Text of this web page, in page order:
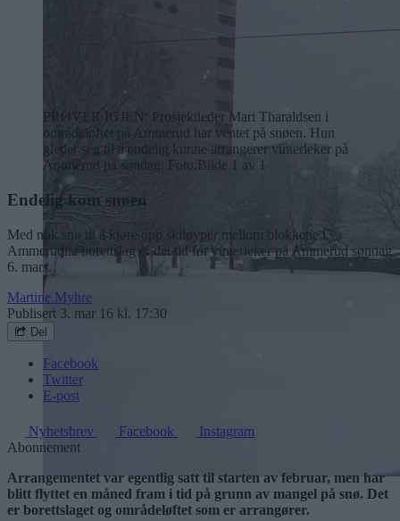
PRØVER IGJEN: Prosjektleder Mari Tharaldsen i
områdeløftet på Ammerud har ventet på snøen. Hun
gleder seg til å endelig kunne arrangerer vinterleker på
Ammerud på søndag. Foto:Bilde 1 av 1
Endelig kom snøen
Med nok snø til å kjøre opp skiløyper mellom blokkene i
Ammerudlia borettslag er det tid for vinterleker på Ammerud søndag
6. mars.
Martine Myhre
Publisert 3. mar 16 kl. 17:30
Del
Facebook
Twitter
E-post
Nyhetsbrev Facebook
Instagram
Abonnement
Arrangementet var egentlig satt til starten av februar, men har
blitt flyttet en måned fram i tid på grunn av mangel på snø. Det
er borettslaget og områdeløftet som er arrangører.